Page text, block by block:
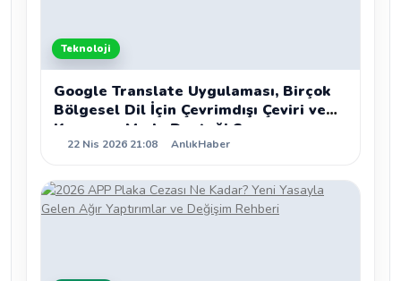
Teknoloji
Google Translate Uygulaması, Birçok
Bölgesel Dil İçin Çevrimdışı Çeviri ve
Konuşma Modu Desteği Sunuyor
22 Nis 2026 21:08 AnlıkHaber